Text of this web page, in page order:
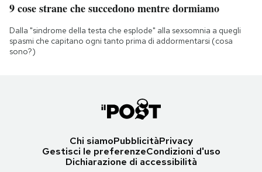
9 cose strane che succedono mentre dormiamo
Dalla "sindrome della testa che esplode" alla sexsomnia a quegli
spasmi che capitano ogni tanto prima di addormentarsi (cosa
sono?)
Chi siamoPubblicitàPrivacy
Gestisci le preferenzeCondizioni d'uso
Dichiarazione di accessibilità